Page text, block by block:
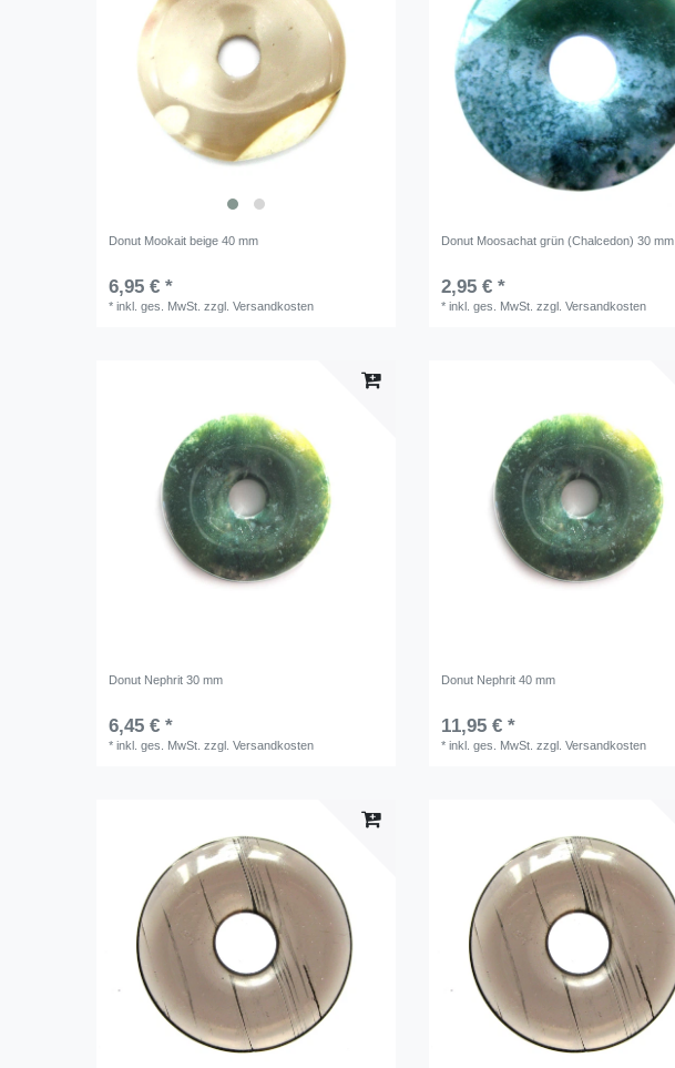
Donut Mookait beige 40 mm
6,95 € *
*inkl. ges. MwSt. zzgl.Versandkosten
Donut Moosachat grün (Chalcedon) 30 mm
2,95 € *
*inkl. ges. MwSt. zzgl.Versandkosten
Donut Nephrit 30 mm
6,45 € *
*inkl. ges. MwSt. zzgl.Versandkosten
Donut Nephrit 40 mm
11,95 € *
*inkl. ges. MwSt. zzgl.Versandkosten